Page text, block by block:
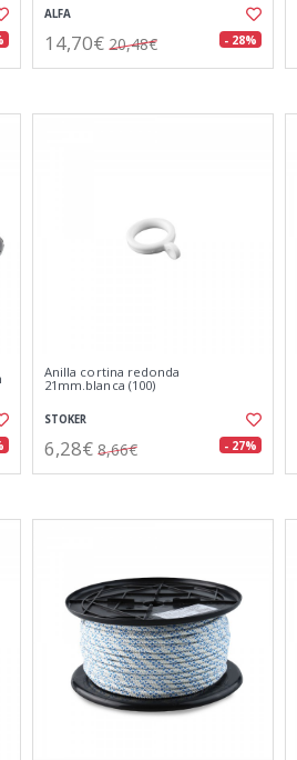
ALFA
14,70€ 20,48€ - 28%
Anilla cortina redonda
21mm.blanca (100)
STOKER
6,28€ 8,66€ - 27%